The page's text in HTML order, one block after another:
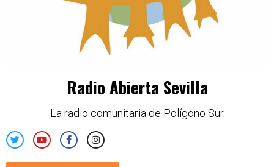
Radio Abierta Sevilla
La radio comunitaria de Polígono Sur